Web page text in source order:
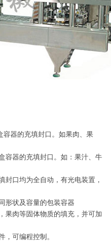
容器的充填封口。如果肉、果
器的充填封口。如：果汁、牛
口均为全自动，有光电装置，
状及容量的包装容器
肉等固体物质的填充，并可加
可编程控制。